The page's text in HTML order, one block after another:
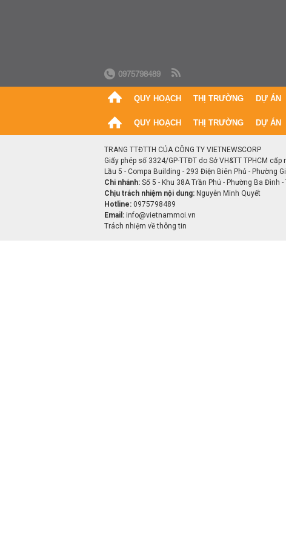
0975798489
QUY HOẠCH THỊ TRƯỜNG DỰ ÁN
QUY HOẠCH THỊ TRƯỜNG DỰ ÁN
TRANG TTĐTTH CỦA CÔNG TY VIETNEWSCORP
Giấy phép số 3324/GP-TTĐT do Sở VH&TT TPHCM
Lầu 5 - Compa Building - 293 Điện Biên Phủ - Phường
Chi nhánh: Số 5 - Khu 38A Trần Phú - Phường Ba Đình -
Chịu trách nhiệm nội dung: Nguyễn Minh Quyết
Hotline: 0975798489
Email: info@vietnammoi.vn
Trách nhiệm về thông tin